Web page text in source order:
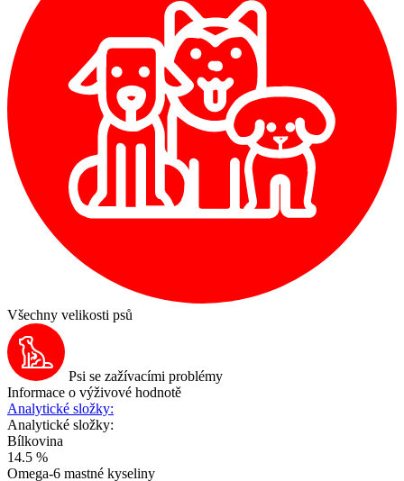
Všechny velikosti psů
Psi se zažívacími problémy
Informace o výživové hodnotě
Analytické složky:
Analytické složky:
Bílkovina
14.5 %
Omega-6 mastné kyseliny